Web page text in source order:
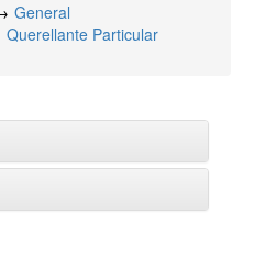
General
Querellante Particular